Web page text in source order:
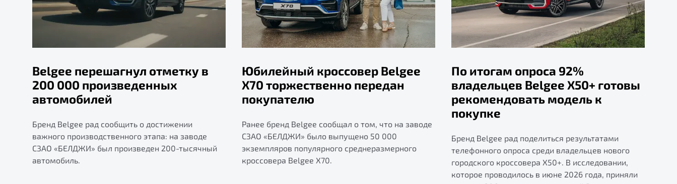
Belgee перешагнул отметку в
200 000 произведенных
автомобилей
Бренд Belgee рад сообщить о достижении
важного производственного этапа: на заводе
СЗАО «БЕЛДЖИ» был произведен 200-тысячный
автомобиль.
Юбилейный кроссовер Belgee
X70 торжественно передан
покупателю
Ранее бренд Belgee сообщал о том, что на заводе
СЗАО «БЕЛДЖИ» было выпущено 50 000
экземпляров популярного среднеразмерного
кроссовера Belgee X70.
По итогам опроса 92%
владельцев Belgee X50+ готовы
рекомендовать модель к
покупке
Бренд Belgee рад поделиться результатами
телефонного опроса среди владельцев нового
городского кроссовера X50+. В исследовании,
которое проводилось в июне 2026 года, приняли